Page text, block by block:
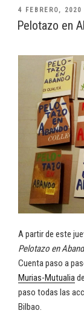
PUBLICADO
EL
4 FEBRERO, 2020
Pelotazo en
A partir de este
Pelotazo en
Cuenta paso a
Murias-Mutualia
paso todas las
Bilbao.